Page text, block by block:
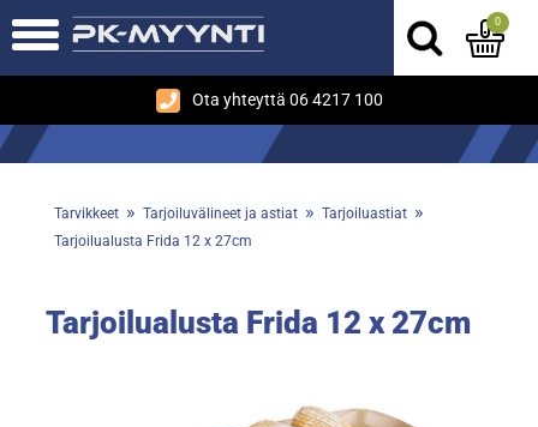
Ota yhteyttä 06 4217 100
0
Tarvikkeet » Tarjoiluvälineet ja astiat » Tarjoiluastiat »
Tarjoilualusta Frida 12 x 27cm
Tarjoilualusta Frida 12 x 27cm